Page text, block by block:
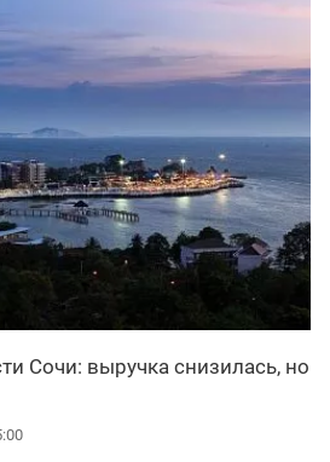
Сочи: выручка снизилась, но